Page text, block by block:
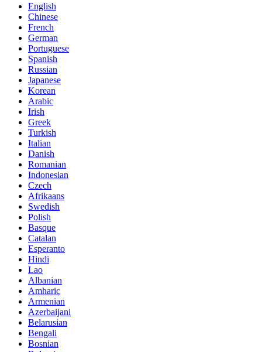
English
Chinese
French
German
Portuguese
Spanish
Russian
Japanese
Korean
Arabic
Irish
Greek
Turkish
Italian
Danish
Romanian
Indonesian
Czech
Afrikaans
Swedish
Polish
Basque
Catalan
Esperanto
Hindi
Lao
Albanian
Amharic
Armenian
Azerbaijani
Belarusian
Bengali
Bosnian